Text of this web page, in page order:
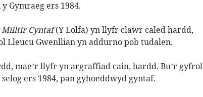
Gymraeg ers 1984.
Milltir Cyntaf(Y Lolfa) yn llyfr clawr caled hardd,
Lleucu Gwenllian yn addurno pob tudalen.
mae’r llyfr yn argraffiad cain, hardd. Bu’r gyfrol
ers 1984, pan gyhoeddwyd gyntaf.